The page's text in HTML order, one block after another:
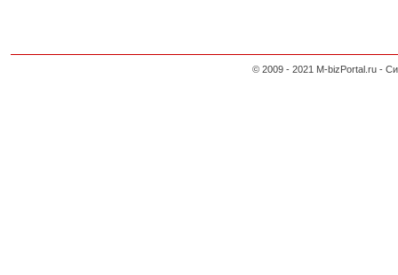
© 2009 - 2021 M-bizPortal.ru -